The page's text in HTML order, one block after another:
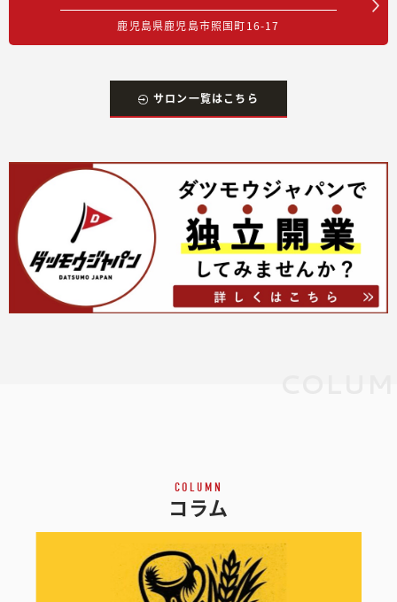
鹿児島県鹿児島市照国町16-17
サロン一覧はこちら
COLUMN
コラム